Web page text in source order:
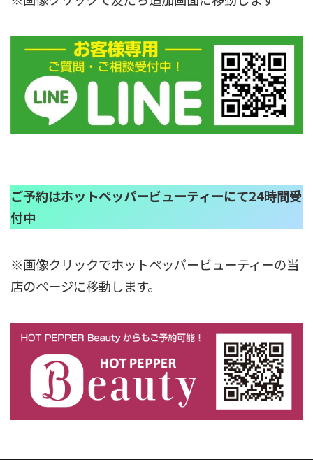
ご予約はホットペッパービューティーにて24時間受
付中
※画像クリックでホットペッパービューティーの当
店のページに移動します。